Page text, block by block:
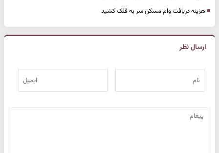
هزینه دریافت وام مسکن سر به فلک کشید
ارسال نظر